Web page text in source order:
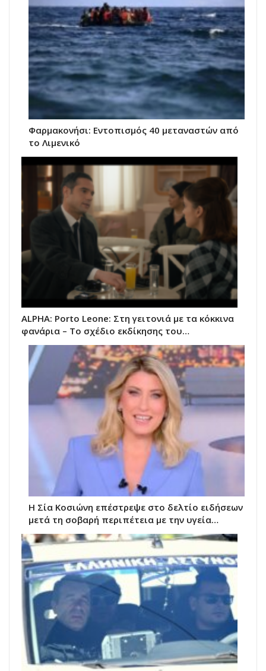
Φαρμακονήσι: Εντοπισμός 40 μεταναστών από
το Λιμενικό
ALPHA: Porto Leone: Στη γειτονιά με τα κόκκινα
φανάρια – Το σχέδιο εκδίκησης του…
Η Σία Κοσιώνη επέστρεψε στο δελτίο ειδήσεων
μετά τη σοβαρή περιπέτεια με την υγεία…